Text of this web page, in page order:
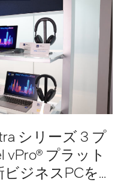
シリーズ 3 プ
vPro® プラット
ジネスPCを